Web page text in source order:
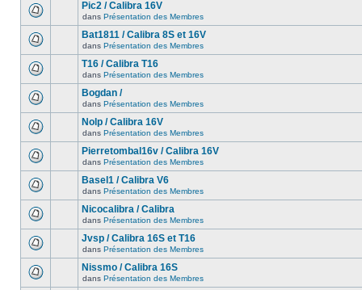
Pic2 / Calibra 16V
dans Présentation des Membres
Bat1811 / Calibra 8S et 16V
dans Présentation des Membres
T16 / Calibra T16
dans Présentation des Membres
Bogdan /
dans Présentation des Membres
Nolp / Calibra 16V
dans Présentation des Membres
Pierretombal16v / Calibra 16V
dans Présentation des Membres
Basel1 / Calibra V6
dans Présentation des Membres
Nicocalibra / Calibra
dans Présentation des Membres
Jvsp / Calibra 16S et T16
dans Présentation des Membres
Nissmo / Calibra 16S
dans Présentation des Membres